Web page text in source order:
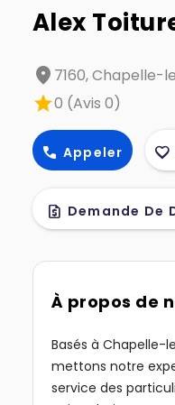
Alex
location_on 7160, Chapelle-
star0 (Avis 0)
call Appeler favorite
request_quote Demande De
À propos de
Basés à Chapelle-
mettons notre
service des